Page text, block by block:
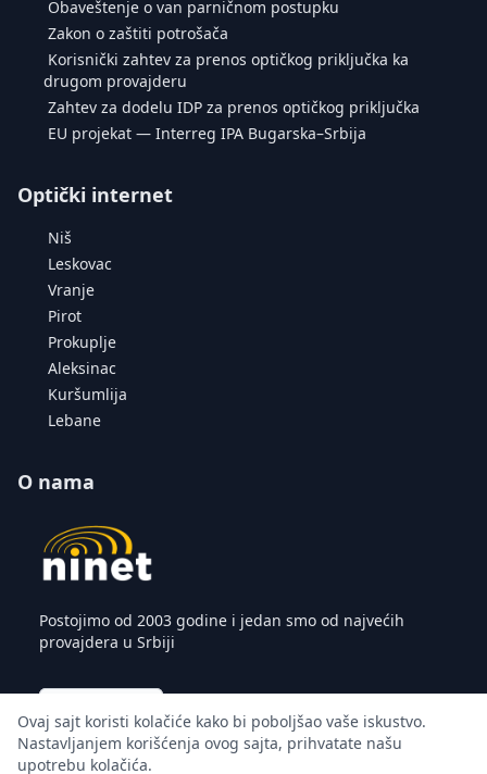
Obaveštenje o van parničnom postupku
Zakon o zaštiti potrošača
Korisnički zahtev za prenos optičkog priključka ka
drugom provajderu
Zahtev za dodelu IDP za prenos optičkog priključka
EU projekat — Interreg IPA Bugarska–Srbija
Optički internet
Niš
Leskovac
Vranje
Pirot
Prokuplje
Aleksinac
Kuršumlija
Lebane
O nama
Postojimo od 2003 godine i jedan smo od najvećih
provajdera u Srbiji
Ovaj sajt koristi kolačiće kako bi poboljšao vaše iskustvo.
Nastavljanjem korišćenja ovog sajta, prihvatate našu
upotrebu kolačića.